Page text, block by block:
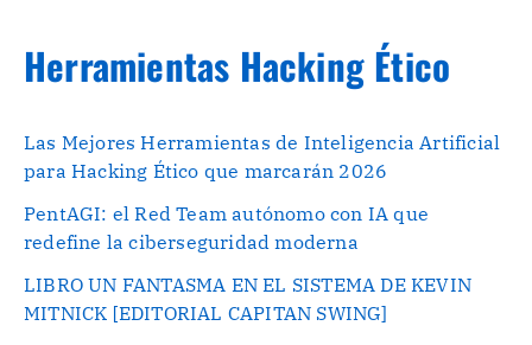
Herramientas Hacking Ético
Las Mejores Herramientas de Inteligencia Artificial
para Hacking Ético que marcarán 2026
PentAGI: el Red Team autónomo con IA que
redefine la ciberseguridad moderna
LIBRO UN FANTASMA EN EL SISTEMA DE KEVIN
MITNICK [EDITORIAL CAPITAN SWING]